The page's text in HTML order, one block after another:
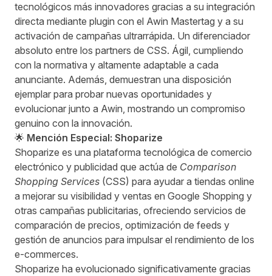
tecnológicos más innovadores gracias a su integración
directa mediante plugin con el Awin Mastertag y a su
activación de campañas ultrarrápida. Un diferenciador
absoluto entre los partners de CSS. Ágil, cumpliendo
con la normativa y altamente adaptable a cada
anunciante. Además, demuestran una disposición
ejemplar para probar nuevas oportunidades y
evolucionar junto a Awin, mostrando un compromiso
genuino con la innovación.
🌟 Mención Especial: Shoparize
Shoparize es una plataforma tecnológica de comercio
electrónico y publicidad que actúa de Comparison
Shopping Services (CSS) para ayudar a tiendas online
a mejorar su visibilidad y ventas en Google Shopping y
otras campañas publicitarias, ofreciendo servicios de
comparación de precios, optimización de feeds y
gestión de anuncios para impulsar el rendimiento de los
e‑commerces.
Shoparize ha evolucionado significativamente gracias